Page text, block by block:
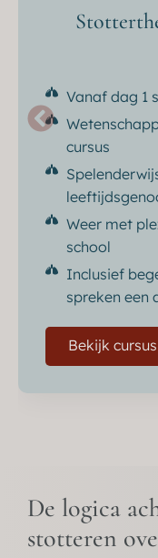
Vanaf dag 1
cursus
Weer met
school
Inclusief
spreken een
Bekijk cursus
De logica
stotteren